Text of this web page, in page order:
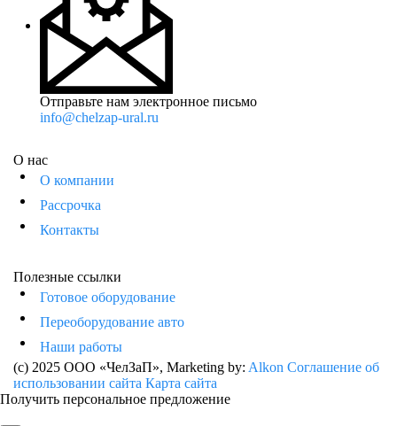
Отправьте нам электронное письмо
info@chelzap-ural.ru
О нас
О компании
Рассрочка
Контакты
Полезные ссылки
Готовое оборудование
Переоборудование авто
Наши работы
(c) 2025 ООО «ЧелЗаП», Marketing by: Alkon Соглашение об
использовании сайта Карта сайта
Получить персональное предложение